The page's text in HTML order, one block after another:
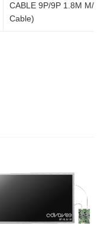
CABLE 9P/9P 1.8M M/
Cable)